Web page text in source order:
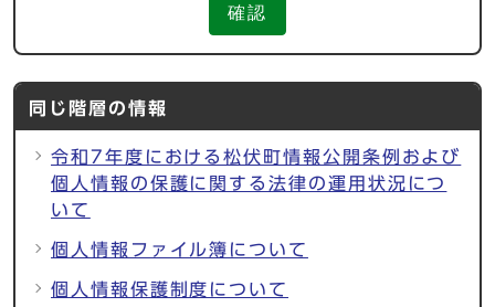
確認
同じ階層の情報
令和7年度における松伏町情報公開条例および
個人情報の保護に関する法律の運用状況につ
いて
個人情報ファイル簿について
個人情報保護制度について